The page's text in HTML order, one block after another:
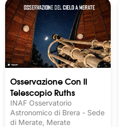
Osservazione Con Il
Telescopio Ruths
INAF Osservatorio
Astronomico di Brera - Sede
di Merate, Merate